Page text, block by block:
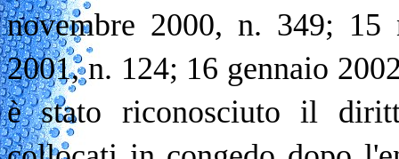
novembre 2000, n. 349;
2001, n. 124; 16 gennaio
è stato riconosciuto il